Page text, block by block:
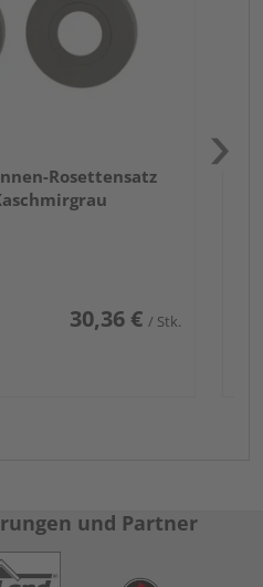
Rosettensatz
30,36 € / Stk.
und Partner